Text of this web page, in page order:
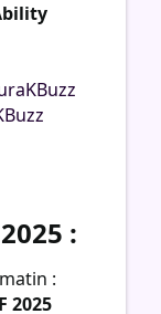
:
:
2025